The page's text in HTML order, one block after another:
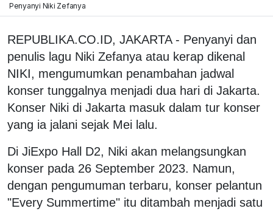
Penyanyi Niki Zefanya
REPUBLIKA.CO.ID, JAKARTA - Penyanyi dan
penulis lagu Niki Zefanya atau kerap dikenal
NIKI, mengumumkan penambahan jadwal
konser tunggalnya menjadi dua hari di Jakarta.
Konser Niki di Jakarta masuk dalam tur konser
yang ia jalani sejak Mei lalu.
Di JiExpo Hall D2, Niki akan melangsungkan
konser pada 26 September 2023. Namun,
dengan pengumuman terbaru, konser pelantun
"Every Summertime" itu ditambah menjadi satu